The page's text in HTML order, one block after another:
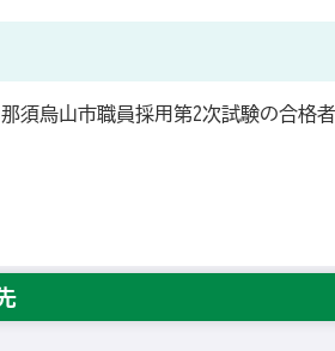
須烏山市職員採用第2次試験の合格